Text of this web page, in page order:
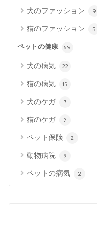
犬のファッション 9
猫のファッション 5
ペットの健康 59
犬の病気 22
猫の病気 15
犬のケガ 7
猫のケガ 2
ペット保険 2
動物病院 9
ペットの病気 2